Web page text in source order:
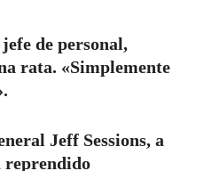
de personal,
rata. «Simplemente
Jeff Sessions, a
reprendido